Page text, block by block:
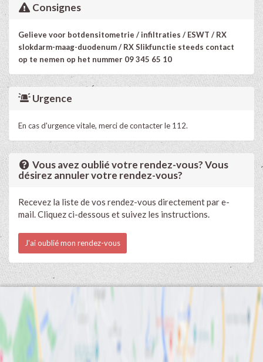
Consignes
Gelieve voor botdensitometrie / infiltraties / ESWT / RX
slokdarm-maag-duodenum / RX Slikfunctie steeds contact
op te nemen op het nummer 09 345 65 10
Urgence
En cas d'urgence vitale, merci de contacter le 112.
Vous avez oublié votre rendez-vous? Vous
désirez annuler votre rendez-vous?
Recevez la liste de vos rendez-vous directement par e-
mail. Cliquez ci-dessous et suivez les instructions.
J'ai oublié mon rendez-vous